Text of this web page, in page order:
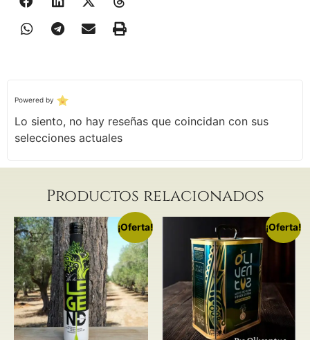
Powered by
Lo siento, no hay reseñas que coincidan con sus
selecciones actuales
Productos relacionados
¡Oferta! ¡Oferta!